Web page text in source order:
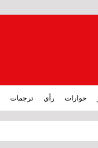
حوارات رأي ترجمات